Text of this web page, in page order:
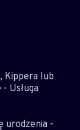
Kippera lub
Usługa
urodzenia -